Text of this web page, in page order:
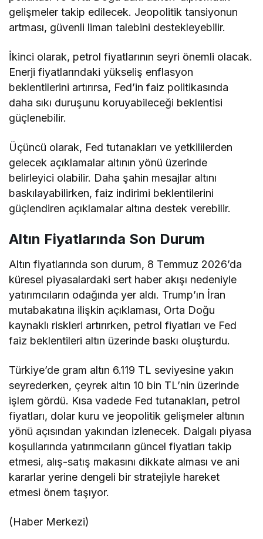
gelişmeler takip edilecek. Jeopolitik tansiyonun
artması, güvenli liman talebini destekleyebilir.
İkinci olarak, petrol fiyatlarının seyri önemli olacak.
Enerji fiyatlarındaki yükseliş enflasyon
beklentilerini artırırsa, Fed’in faiz politikasında
daha sıkı duruşunu koruyabileceği beklentisi
güçlenebilir.
Üçüncü olarak, Fed tutanakları ve yetkililerden
gelecek açıklamalar altının yönü üzerinde
belirleyici olabilir. Daha şahin mesajlar altını
baskılayabilirken, faiz indirimi beklentilerini
güçlendiren açıklamalar altına destek verebilir.
Altın Fiyatlarında Son Durum
Altın fiyatlarında son durum, 8 Temmuz 2026’da
küresel piyasalardaki sert haber akışı nedeniyle
yatırımcıların odağında yer aldı. Trump’ın İran
mutabakatına ilişkin açıklaması, Orta Doğu
kaynaklı riskleri artırırken, petrol fiyatları ve Fed
faiz beklentileri altın üzerinde baskı oluşturdu.
Türkiye’de gram altın 6.119 TL seviyesine yakın
seyrederken, çeyrek altın 10 bin TL’nin üzerinde
işlem gördü. Kısa vadede Fed tutanakları, petrol
fiyatları, dolar kuru ve jeopolitik gelişmeler altının
yönü açısından yakından izlenecek. Dalgalı piyasa
koşullarında yatırımcıların güncel fiyatları takip
etmesi, alış-satış makasını dikkate alması ve ani
kararlar yerine dengeli bir stratejiyle hareket
etmesi önem taşıyor.
(Haber Merkezi)